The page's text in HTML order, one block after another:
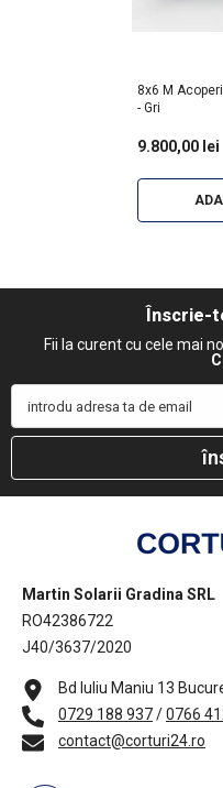
8x6 M
- Gri
9.800,00 lei
Înscrie-
Fii la curent cu cele mai
introdu adresa ta de email
Martin Solarii Gradina SRL
RO42386722
J40/3637/2020
Bd Iuliu Maniu 13
0729 188 937/0766
contact@corturi24.ro